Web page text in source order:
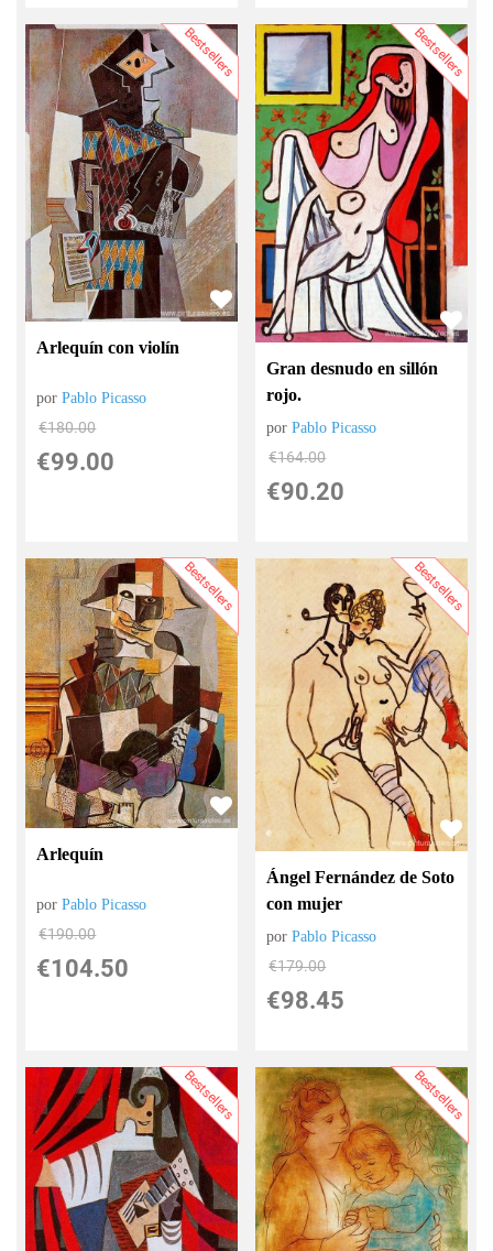
Bestsellers
Arlequín con violín
porPablo Picasso
€180.00
€99.00
Bestsellers
Gran desnudo en sillón
rojo.
porPablo Picasso
€164.00
€90.20
Bestsellers
Arlequín
porPablo Picasso
€190.00
€104.50
Bestsellers
Ángel Fernández de Soto
con mujer
porPablo Picasso
€179.00
€98.45
Bestsellers Bestsellers